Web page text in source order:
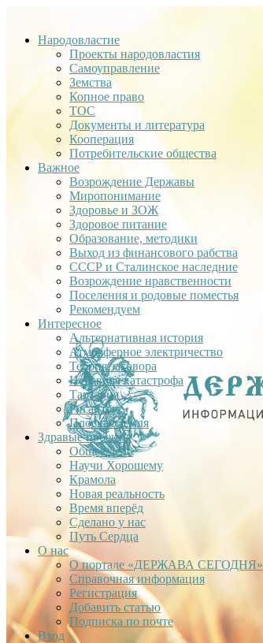
Народовластие
Проекты народовластия
Самоуправление
Земства
Копное право
ТОС
Документы и литература
Кооперация
Потребительские общества
Важное
Возрождение Державы
Миропонимание
Здоровье и ЗОЖ
Здоровое питание
Образование, методики
Выход из финансового рабства
СССР и Сталинское наследние
Возрождение нравственности
Поселения и родовые поместья
Рекомендуем
Интересное
Альтернативная история
Атмосферное электричество
Теория заговора
Недавняя катастрофа
Тартария
Гиганты
Плоская Земля
Здравые проекты
Общее дело
Научи Хорошему
Крамола
Новая реальность
Время вперёд
Сделано у нас
Путь Сердца
О нас
О портале «ДЕРЖАВА СЕГОДНЯ»
Справочная информация
Регистрация
Добавить статью
Подписка по почте
Вход